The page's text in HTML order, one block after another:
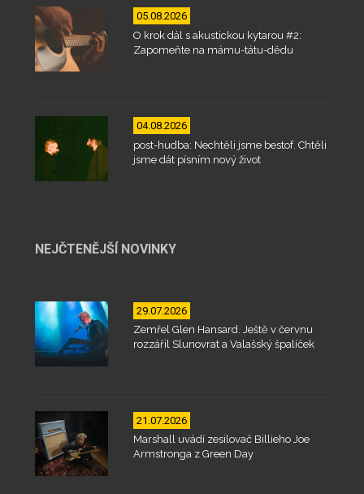
05.08.2026
O krok dál s akustickou kytarou #2:
Zapomeňte na mámu-tátu-dědu
04.08.2026
post-hudba: Nechtěli jsme bestof. Chtěli
jsme dát písním nový život
NEJČTENĚJŠÍ NOVINKY
29.07.2026
Zemřel Glen Hansard. Ještě v červnu
rozzářil Slunovrat a Valašský špalíček
21.07.2026
Marshall uvádí zesilovač Billieho Joe
Armstronga z Green Day